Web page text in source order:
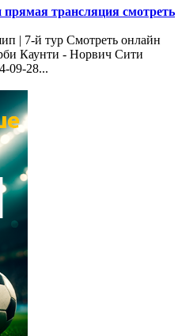
трансляция смотреть
| 7-й тур Смотреть онлайн
Каунти - Норвич Сити
09-28...